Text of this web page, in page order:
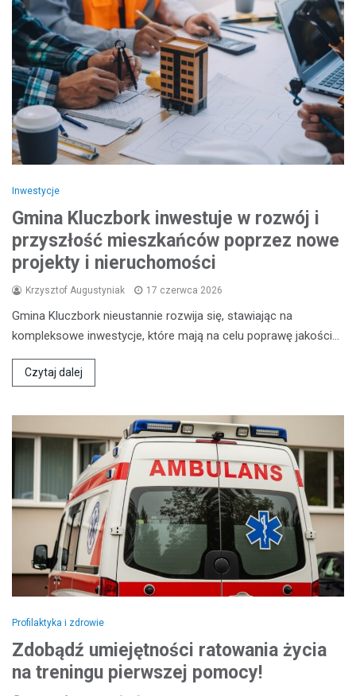
Inwestycje
Gmina Kluczbork inwestuje w rozwój i
przyszłość mieszkańców poprzez nowe
projekty i nieruchomości
Krzysztof Augustyniak 17 czerwca 2026
Gmina Kluczbork nieustannie rozwija się, stawiając na
kompleksowe inwestycje, które mają na celu poprawę jakości…
Czytaj dalej
Profilaktyka i zdrowie
Zdobądź umiejętności ratowania życia
na treningu pierwszej pomocy!